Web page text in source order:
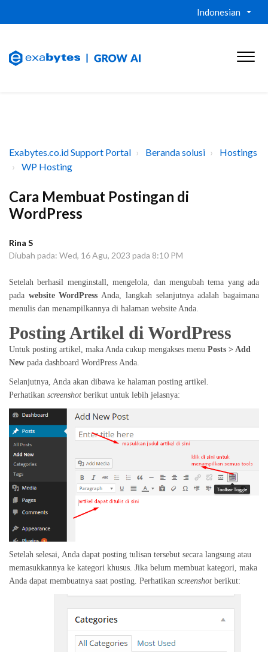
Indonesian
Exabytes.co.id Support Portal Beranda solusi
Hostings
WP Hosting
Cara Membuat Postingan di
WordPress
Rina S
Diubah pada: Wed, 16 Agu, 2023 pada 8:10 PM
Setelah berhasil menginstall, mengelola, dan mengubah tema yang ada
pada website WordPress Anda, langkah selanjutnya adalah bagaimana
menulis dan menampilkannya di halaman website Anda.
Posting Artikel di WordPress
Untuk posting artikel, maka Anda cukup mengakses menu Posts > Add
New pada dashboard WordPress Anda.
Selanjutnya, Anda akan dibawa ke halaman posting artikel.
Perhatikan screenshot berikut untuk lebih jelasnya:
Setelah selesai, Anda dapat posting tulisan tersebut secara langsung atau
memasukkannya ke kategori khusus. Jika belum membuat kategori, maka
Anda dapat membuatnya saat posting. Perhatikan screenshot berikut: